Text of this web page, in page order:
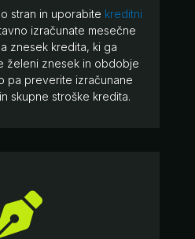
stran in uporabite kreditni
izračunate mesečne
znesek kredita, ki ga
želeni znesek in obdobje
pa preverite izračunane
skupne stroške kredita.